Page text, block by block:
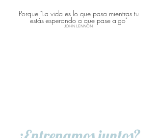
Porque "La vida es lo que pasa mientras tu
estás esperando a que pase algo"
JOHN LENNON